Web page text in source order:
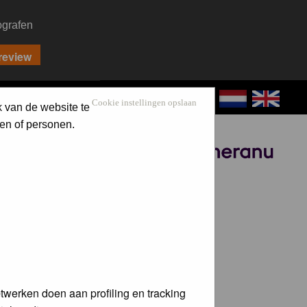
Cookie instellingen opslaan
van de website te
of personen.
doen aan profiling en tracking